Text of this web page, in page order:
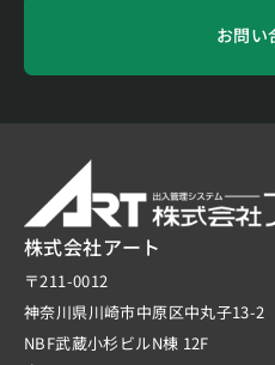
お問い
株式会社アート
〒211-0012
神奈川県川崎市中原区中丸子13-2
NBF武蔵小杉ビルN棟 12F